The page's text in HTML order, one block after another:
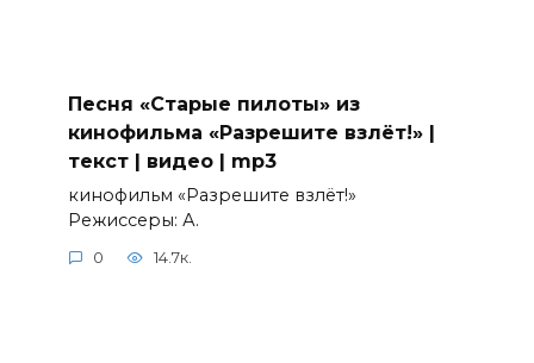
Песня «Старые пилоты» из
кинофильма «Разрешите взлёт!» |
текст | видео | mp3
кинофильм «Разрешите взлёт!»
Режиссеры: А.
0 14.7к.